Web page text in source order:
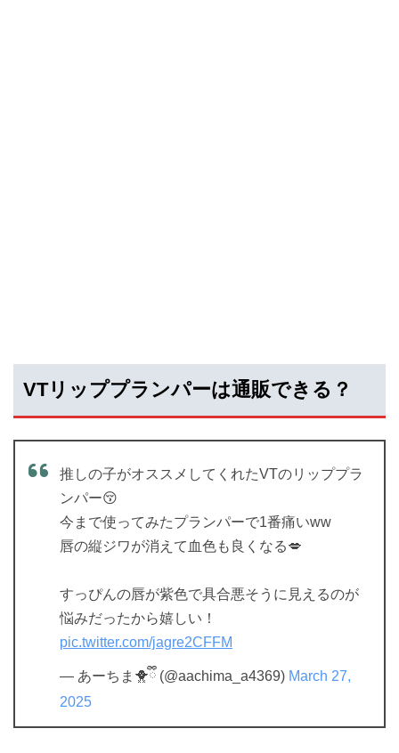
VTリッププランパーは通販できる？
推しの子がオススメしてくれたVTのリッププラ
ンパー😚
今まで使ってみたプランパーで1番痛いww
唇の縦ジワが消えて血色も良くなる💋
すっぴんの唇が紫色で具合悪そうに見えるのが
悩みだったから嬉しい！
pic.twitter.com/jagre2CFFM
— あーちま🐥ྀི (@aachima_a4369) March 27,
2025